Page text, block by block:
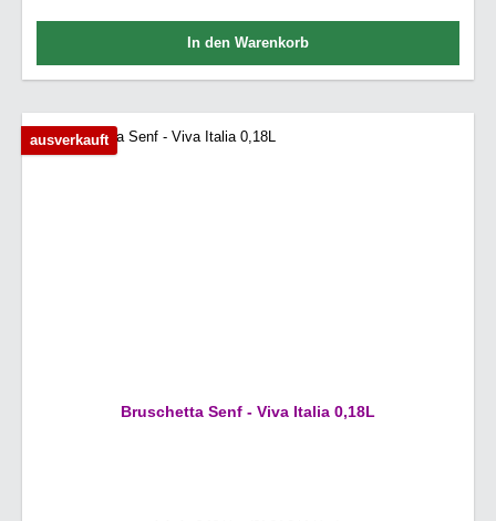
In den Warenkorb
ausverkauft
Bruschetta Senf - Viva Italia 0,18L